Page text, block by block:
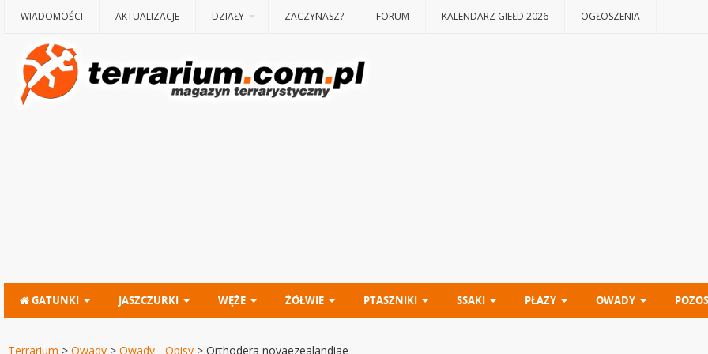
WIADOMOŚCI AKTUALIZACJE DZIAŁY ZACZYNASZ? FORUM KALENDARZ GIEŁD 2026 OGŁOSZENIA
GATUNKI JASZCZURKI WĘŻE ŻÓŁWIE PTASZNIKI SSAKI PŁAZY OWADY
Terrarium > Owady > Owady - Opisy > Orthodera novaezealandiae